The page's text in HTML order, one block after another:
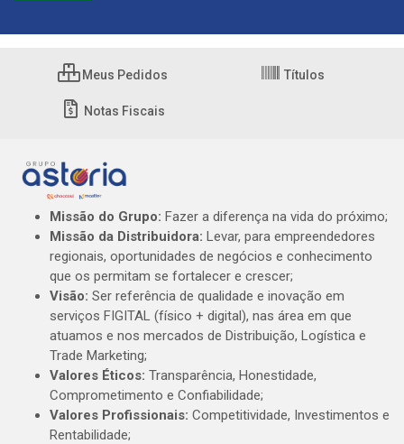
Meus Pedidos Títulos
Notas Fiscais
Missão do Grupo: Fazer a diferença na vida do próximo;
Missão da Distribuidora: Levar, para empreendedores
regionais, oportunidades de negócios e conhecimento
que os permitam se fortalecer e crescer;
Visão: Ser referência de qualidade e inovação em
serviços FIGITAL (físico + digital), nas área em que
atuamos e nos mercados de Distribuição, Logística e
Trade Marketing;
Valores Éticos: Transparência, Honestidade,
Comprometimento e Confiabilidade;
Valores Profissionais: Competitividade, Investimentos e
Rentabilidade;